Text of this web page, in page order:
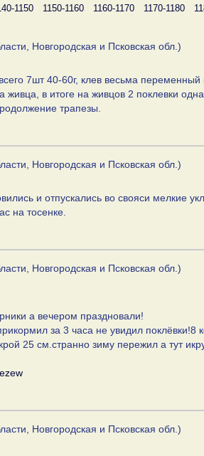
1150 1150-1160 1160-1170 1170-1180
Новгородская и Псковская обл.)
7шт 40-60г, клев весьма
в итоге на живцов 2 поклевки
трапезы.
Новгородская и Псковская обл.)
и отпускались во свояси мелкие
на тосенке.
Новгородская и Псковская обл.)
а вечером праздновали!
за 3 часа не увидил поклёвки!8
25 см.странно зиму пережил а тут
Новгородская и Псковская обл.)